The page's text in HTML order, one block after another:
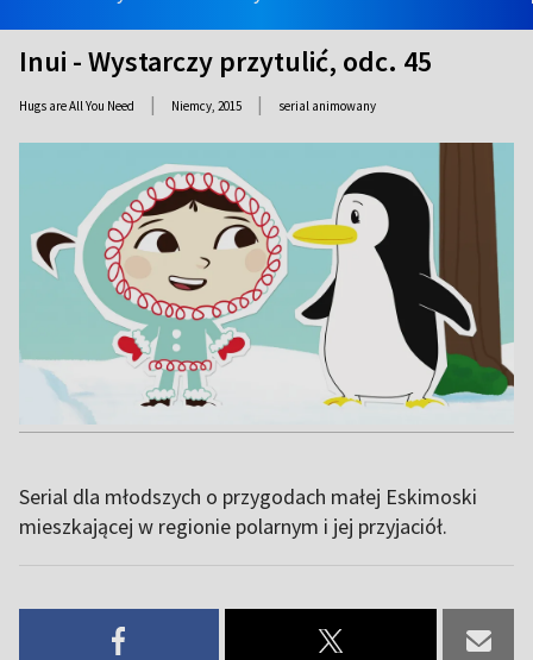
Inui - Wystarczy przytulić, odc. 45
Hugs are All You Need | Niemcy, 2015 | serial animowany
Serial dla młodszych o przygodach małej Eskimoski
mieszkającej w regionie polarnym i jej przyjaciół.